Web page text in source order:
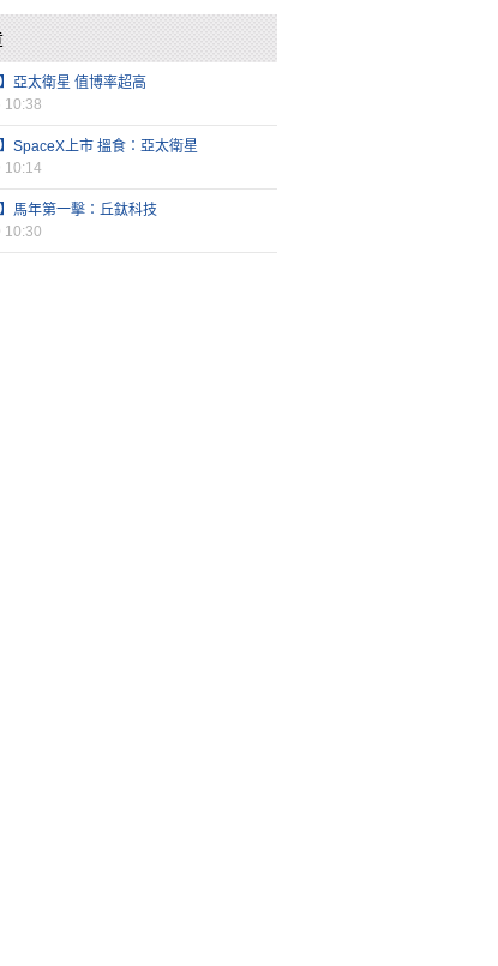
】亞太衛星 值博率超高
10:38
】SpaceX上市 搵食：亞太衛星
10:14
】馬年第一擊：丘鈦科技
10:30